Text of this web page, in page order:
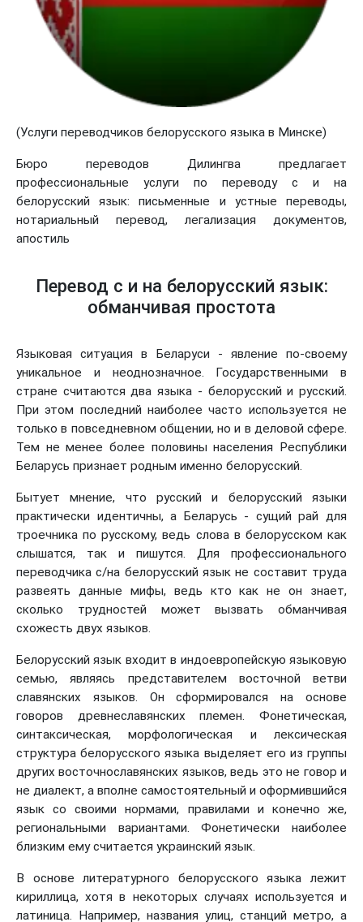
(Услуги переводчиков белорусского языка в Минске)
Бюро переводов Дилингва предлагает
профессиональные услуги по переводу с и на
белорусский язык: письменные и устные переводы,
нотариальный перевод, легализация документов,
апостиль
Перевод с и на белорусский язык:
обманчивая простота
Языковая ситуация в Беларуси - явление по-своему
уникальное и неоднозначное. Государственными в
стране считаются два языка - белорусский и русский.
При этом последний наиболее часто используется не
только в повседневном общении, но и в деловой сфере.
Тем не менее более половины населения Республики
Беларусь признает родным именно белорусский.
Бытует мнение, что русский и белорусский языки
практически идентичны, а Беларусь - сущий рай для
троечника по русскому, ведь слова в белорусском как
слышатся, так и пишутся. Для профессионального
переводчика с/на белорусский язык не составит труда
развеять данные мифы, ведь кто как не он знает,
сколько трудностей может вызвать обманчивая
схожесть двух языков.
Белорусский язык входит в индоевропейскую языковую
семью, являясь представителем восточной ветви
славянских языков. Он сформировался на основе
говоров древнеславянских племен. Фонетическая,
синтаксическая, морфологическая и лексическая
структура белорусского языка выделяет его из группы
других восточнославянских языков, ведь это не говор и
не диалект, а вполне самостоятельный и оформившийся
язык со своими нормами, правилами и конечно же,
региональными вариантами. Фонетически наиболее
близким ему считается украинский язык.
В основе литературного белорусского языка лежит
кириллица, хотя в некоторых случаях используется и
латиница. Например, названия улиц, станций метро, а